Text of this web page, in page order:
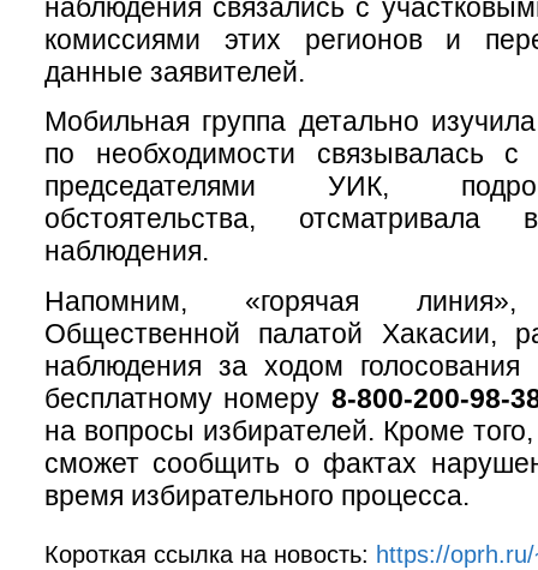
наблюдения связались с
комиссиями этих регионов и
данные заявителей.
Мобильная группа детально
по необходимости связывалась
председателями УИК,
обстоятельства,
наблюдения.
Напомним, «горячая линия»,
Общественной палатой Хакасии,
наблюдения за ходом голосования
бесплатному номеру 8-800-200-98-
на вопросы избирателей. Кроме
сможет сообщить о фактах
время избирательного процесса.
Короткая ссылка на новость: https://